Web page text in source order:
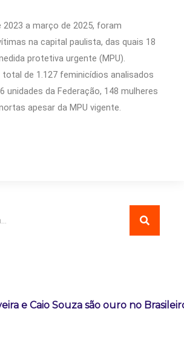
2023 a março de 2025, foram
na capital paulista, das quais 18
protetiva urgente (MPU).
total de 1.127 feminicídios analisados
unidades da Federação, 148 mulheres
apesar da MPU vigente.
e Caio Souza são ouro no